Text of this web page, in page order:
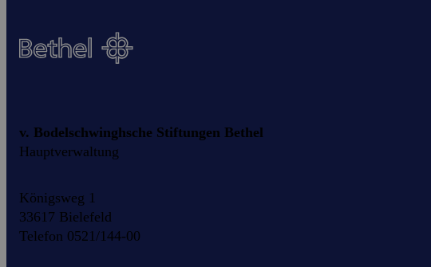
v. Bodelschwinghsche Stiftungen Bethel
Hauptverwaltung
Königsweg 1
33617 Bielefeld
Telefon 0521/144-00